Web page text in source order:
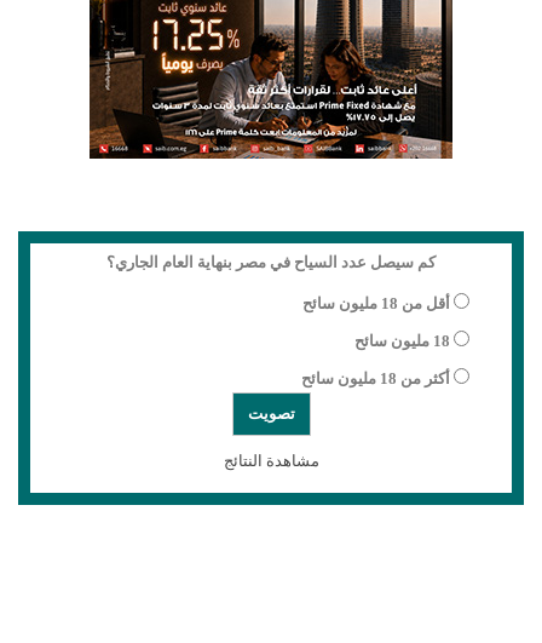
كم سيصل عدد السياح في مصر بنهاية العام الجاري؟
أقل من 18 مليون سائح
18 مليون سائح
أكثر من 18 مليون سائح
مشاهدة النتائج